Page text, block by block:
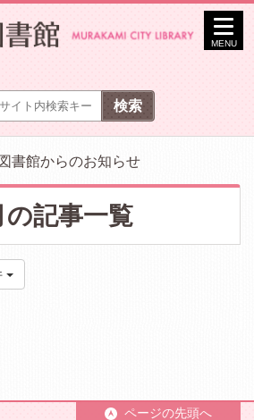
MENU
図書館からのお知らせ
記事一覧
ページの先頭へ